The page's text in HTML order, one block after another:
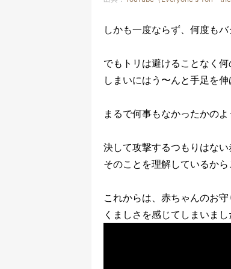
しかも一度ならず、何度も
でもトリは避けることなく何
しまいにはう〜んと手足を
まるで何事もなかったかの
決して攻撃するつもりはない
そのことを理解しているか
これからは、赤ちゃんのお
くましさを感じてしまいまし